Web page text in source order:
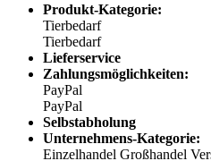
Produkt-Kategorie:
Tierbedarf
Tierbedarf
Lieferservice
Zahlungsmöglichkeiten:
PayPal
PayPal
Selbstabholung
Unternehmens-Kategorie:
Einzelhandel Großhandel